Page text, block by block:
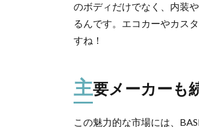
のボディだけでなく、内装
るんです。エコカーやカス
すね！
主要メーカーも
この魅力的な市場には、